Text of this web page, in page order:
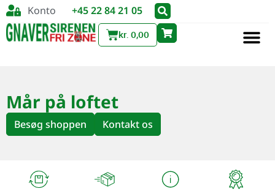
Konto +45 22 84 21 05
kr. 0,00
Mår på loftet
Besøg shoppen Kontakt os